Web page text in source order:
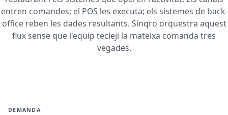
entren comandes; el POS les executa; els sistemes de back-
office reben les dades resultants. Sinqro orquestra aquest
flux sense que l'equip tecleji la mateixa comanda tres
vegades.
DEMANDA